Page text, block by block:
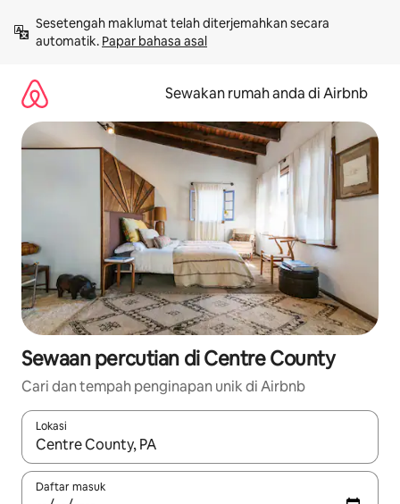
kandungan
Sesetengah maklumat telah diterjemahkan secara
automatik. Papar bahasa asal
Sewakan rumah anda di Airbnb
Sewaan percutian di Centre County
Cari dan tempah penginapan unik di Airbnb
Lokasi
Apabila hasil tersedia, navigasi dengan kekunci anak panah
Daftar masuk